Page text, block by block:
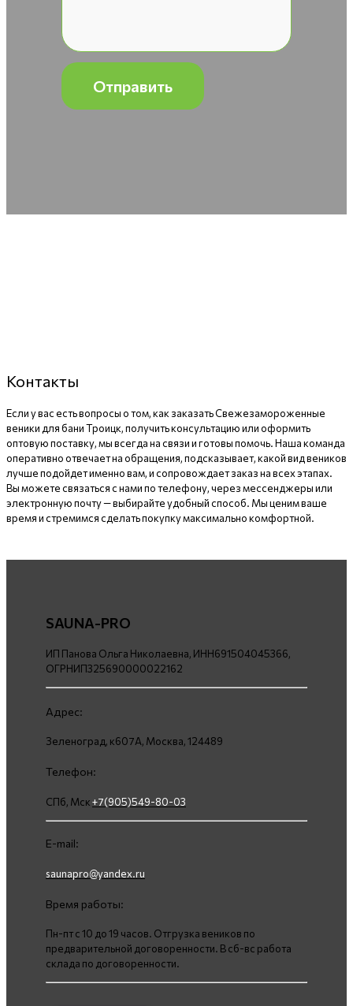
Контакты
Если у вас есть вопросы о том, как заказать Свежезамороженные
веники для бани Троицк, получить консультацию или оформить
оптовую поставку, мы всегда на связи и готовы помочь. Наша команда
оперативно отвечает на обращения, подсказывает, какой вид веников
лучше подойдет именно вам, и сопровождает заказ на всех этапах.
Вы можете связаться с нами по телефону, через мессенджеры или
электронную почту — выбирайте удобный способ. Мы ценим ваше
время и стремимся сделать покупку максимально комфортной.
SAUNA-PRO
ИП Панова Ольга Николаевна, ИНН691504045366,
ОГРНИП325690000022162
Адрес:
Зеленоград, к607А, Москва, 124489
Телефон:
СПб, Мск+7(905)549-80-03
E-mail:
saunapro@yandex.ru
Время работы:
Пн-пт с 10 до 19 часов. Отгрузка веников по
предварительной договоренности. В сб-вс работа
склада по договоренности.